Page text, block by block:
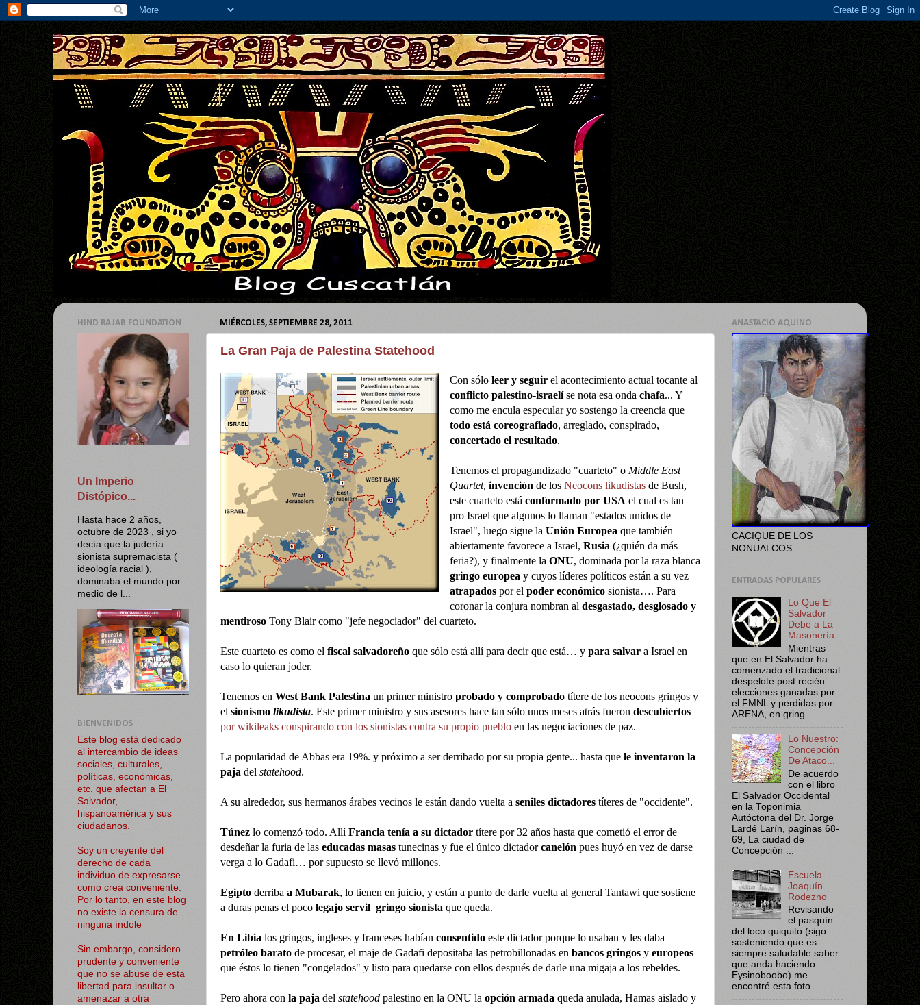
MIÉRCOLES, SEPTIEMBRE 28, 2011
La Gran Paja de Palestina Statehood
Con sólo leer y seguirel acontecimiento actual tocante al
conflicto palestino-israelíse nota esa onda chafa... Y
como me encula especular yo sostengo la creencia que
todo está coreografiado, arreglado, conspirado,
concertado el resultado.
Tenemos el propagandizado "cuarteto" o Middle East
Quartet, invención de los Neocons likudistasde Bush,
este cuarteto está conformado por USA el cual es tan
pro Israel que algunos lo llaman "estados unidos de
Israel", luego sigue la Unión Europea que también
abiertamente favorece a Israel, Rusia (¿quién da más
feria?), y finalmente la ONU, dominada por la raza blanca
gringo europea y cuyos líderes políticos están a su vez
atrapadospor el poder económico sionista…. Para
coronar la conjura nombran al desgastado, desglosado y
mentiroso Tony Blair como "jefe negociador" del cuarteto.
Este cuarteto es como el fiscal salvadoreño que sólo está allí para decir que está… y para salvar a Israel en
caso lo quieran joder.
Tenemos en West Bank Palestina un primer ministro probado y comprobado títere de los neocons gringos y
el sionismo likudista. Este primer ministro y sus asesores hace tan sólo unos meses atrás fueron descubiertos
por wikileaks conspirando con los sionistas contra su propio pueblo en las negociaciones de paz.
La popularidad de Abbas era 19%. y próximo a ser derribado por su propia gente... hasta que le inventaron la
paja del statehood.
A su alrededor, sus hermanos árabes vecinos le están dando vuelta a seniles dictadores títeres de "occidente".
Túnez lo comenzó todo. AllíFrancia tenía a su dictador títere por 32 años hasta que cometió el error de
desdeñar la furia de las educadas masas tunecinas y fue el único dictadorcanelón pues huyó en vez de darse
verga a lo Gadafi… por supuesto se llevó millones.
Egipto derriba a Mubarak, lo tienen en juicio, y están a punto de darle vuelta al general Tantawi que sostiene
a duras penas el poco legajo servil gringo sionista que queda.
En Libia los gringos, ingleses y franceses habían consentido este dictador porque lo usaban y les daba
petróleo barato de procesar, el maje de Gadafi depositaba las petrobillonadas en bancos gringos y europeos
que éstos lo tienen "congelados" y listo para quedarse con ellos después de darle una migaja a los rebeldes.
Pero ahora con la paja del statehood palestino en la ONU la opción armada queda anulada, Hamas aislado y
HIND RAJAB FOUNDATION
Un Imperio
Distópico...
Hasta hace 2 años,
octubre de 2023 , si yo
decía que la judería
sionista supremacista (
ideología racial ),
dominaba el mundo por
medio de l...
BIENVENIDOS
Este blog está dedicado
al intercambio de ideas
sociales, culturales,
políticas, económicas,
etc. que afectan a El
Salvador,
hispanoamérica y sus
ciudadanos.
Soy un creyente del
derecho de cada
individuo de expresarse
como crea conveniente.
Por lo tanto, en este blog
no existe la censura de
ninguna índole
Sin embargo, considero
prudente y conveniente
que no se abuse de esta
libertad para insultar o
amenazar a otra
ANASTACIO AQUINO
CACIQUE DE LOS
NONUALCOS
ENTRADAS POPULARES
Lo Que El
Salvador
Debe a La
Masonería
Mientras
que en El Salvador ha
comenzado el tradicional
despelote post recién
elecciones ganadas por
el FMNL y perdidas por
ARENA, en gring...
Lo Nuestro:
Concepción
De Ataco...
De acuerdo
con el libro
El Salvador Occidental
en la Toponimia
Autóctona del Dr. Jorge
Lardé Larín, paginas 68-
69, La ciudad de
Concepción ...
Escuela
Joaquín
Rodezno
Revisando
el pasquín
del loco quiquito (sigo
sosteniendo que es
siempre saludable saber
que anda haciendo
Eysinoboobo) me
encontré esta foto...